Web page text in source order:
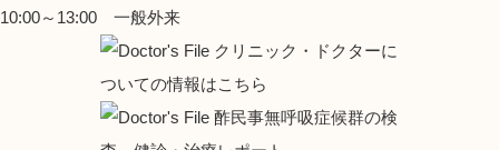
10:00～13:00 一般外来